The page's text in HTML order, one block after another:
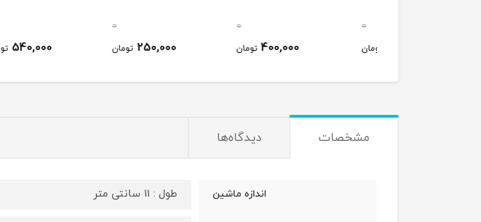
400,000 تومان 250,000 تومان 540,000 تومان
مشخصات دیدگاه‌ها
اندازه ماشین طول : 11 سانتی متر